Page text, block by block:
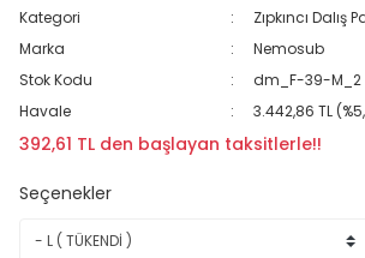
Kategori
Zıpkıncı Dalış
Marka
Nemosub
Stok Kodu
dm_F-39-M_2
Havale
3.442,86 TL
392,61 TL den başlayan taksitlerle!!
Seçenekler